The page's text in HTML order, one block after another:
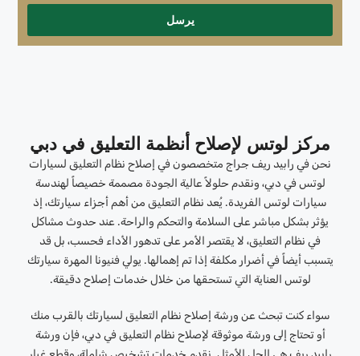
يرسل
مركز لوتس لإصلاح أنظمة التعليق في دبي
نحن في رابيد ريف جراج متخصصون في إصلاح نظام التعليق لسيارات
لوتس في دبي، ونقدم حلولاً عالية الجودة مصممة خصيصاً لهندسة
سيارات لوتس الفريدة. يُعد نظام التعليق من أهم أجزاء سيارتك، إذ
يؤثر بشكل مباشر على السلامة والتحكم والراحة. عند حدوث مشاكل
في نظام التعليق، لا يقتصر الأمر على تدهور الأداء فحسب، بل قد
يتسبب أيضاً في أضرار مكلفة إذا تم إهمالها. يولي فنيونا المهرة سيارتك
لوتس العناية التي تستحقها من خلال خدمات إصلاح دقيقة.
سواء كنت تبحث عن ورشة إصلاح نظام التعليق لسيارتك بالقرب منك
أو تحتاج إلى ورشة موثوقة لإصلاح نظام التعليق في دبي، فإن ورشة